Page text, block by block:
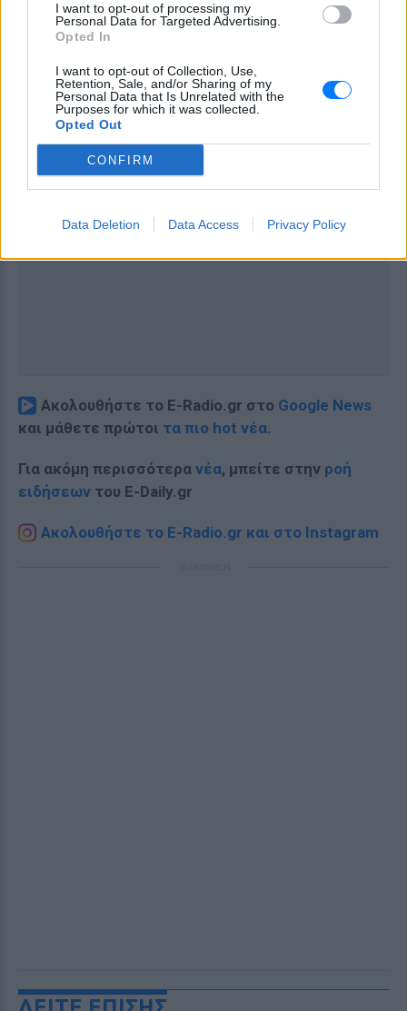
I want to opt-out of processing my
Personal Data for Targeted Advertising.
Opted In
I want to opt-out of Collection, Use,
Retention, Sale, and/or Sharing of my
Personal Data that Is Unrelated with the
Purposes for which it was collected.
Opted Out
CONFIRM
Data Deletion Data Access Privacy Policy
Ακολουθήστε το E-Radio.gr στο Google News
και μάθετε πρώτοι τα πιο hot νέα.
Για ακόμη περισσότερα νέα, μπείτε στην ροή
ειδήσεων του E-Daily.gr
Ακολουθήστε το E-Radio.gr και στο Instagram